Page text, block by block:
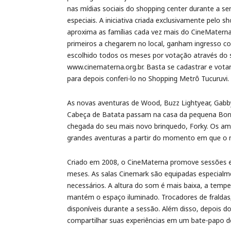
nas mídias sociais do shopping center durante a
especiais. A iniciativa criada exclusivamente pelo
aproxima as famílias cada vez mais do
primeiros a chegarem no local, ganham ingresso
escolhido todos os meses por votação através do
www.cinematerna.org.br. Basta se cadastrar e
para depois conferi-lo no Shopping Metrô Tucuruvi.
As novas aventuras de Wood, Buzz Lightyear,
Cabeça de Batata passam na casa da pequena
chegada do seu mais novo brinquedo, Forky. Os
grandes aventuras a partir do momento em que o
Criado em 2008, o CineMaterna promove sessões
meses. As salas Cinemark são equipadas
necessários. A altura do som é mais baixa, a
mantém o espaço iluminado. Trocadores de
disponíveis durante a sessão. Além disso, depois
compartilhar suas experiências em um bate-papo